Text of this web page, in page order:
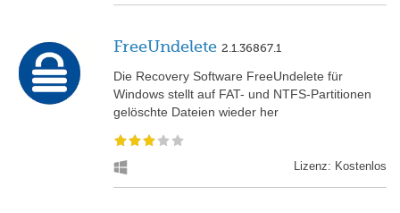
FreeUndelete 2.1.36867.1
Die Recovery Software FreeUndelete für
Windows stellt auf FAT- und NTFS-Partitionen
gelöschte Dateien wieder her
Lizenz: Kostenlos